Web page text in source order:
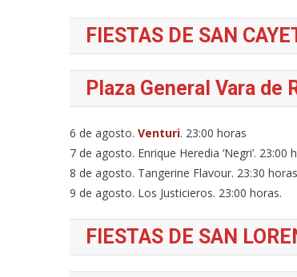
FIESTAS DE SAN
Plaza General Vara de
6 de agosto. Venturi. 23:00 horas
7 de agosto. Enrique Heredia ‘Negri’. 23:00
8 de agosto. Tangerine Flavour. 23:30 horas
9 de agosto. Los Justicieros. 23:00 horas.
FIESTAS DE SAN